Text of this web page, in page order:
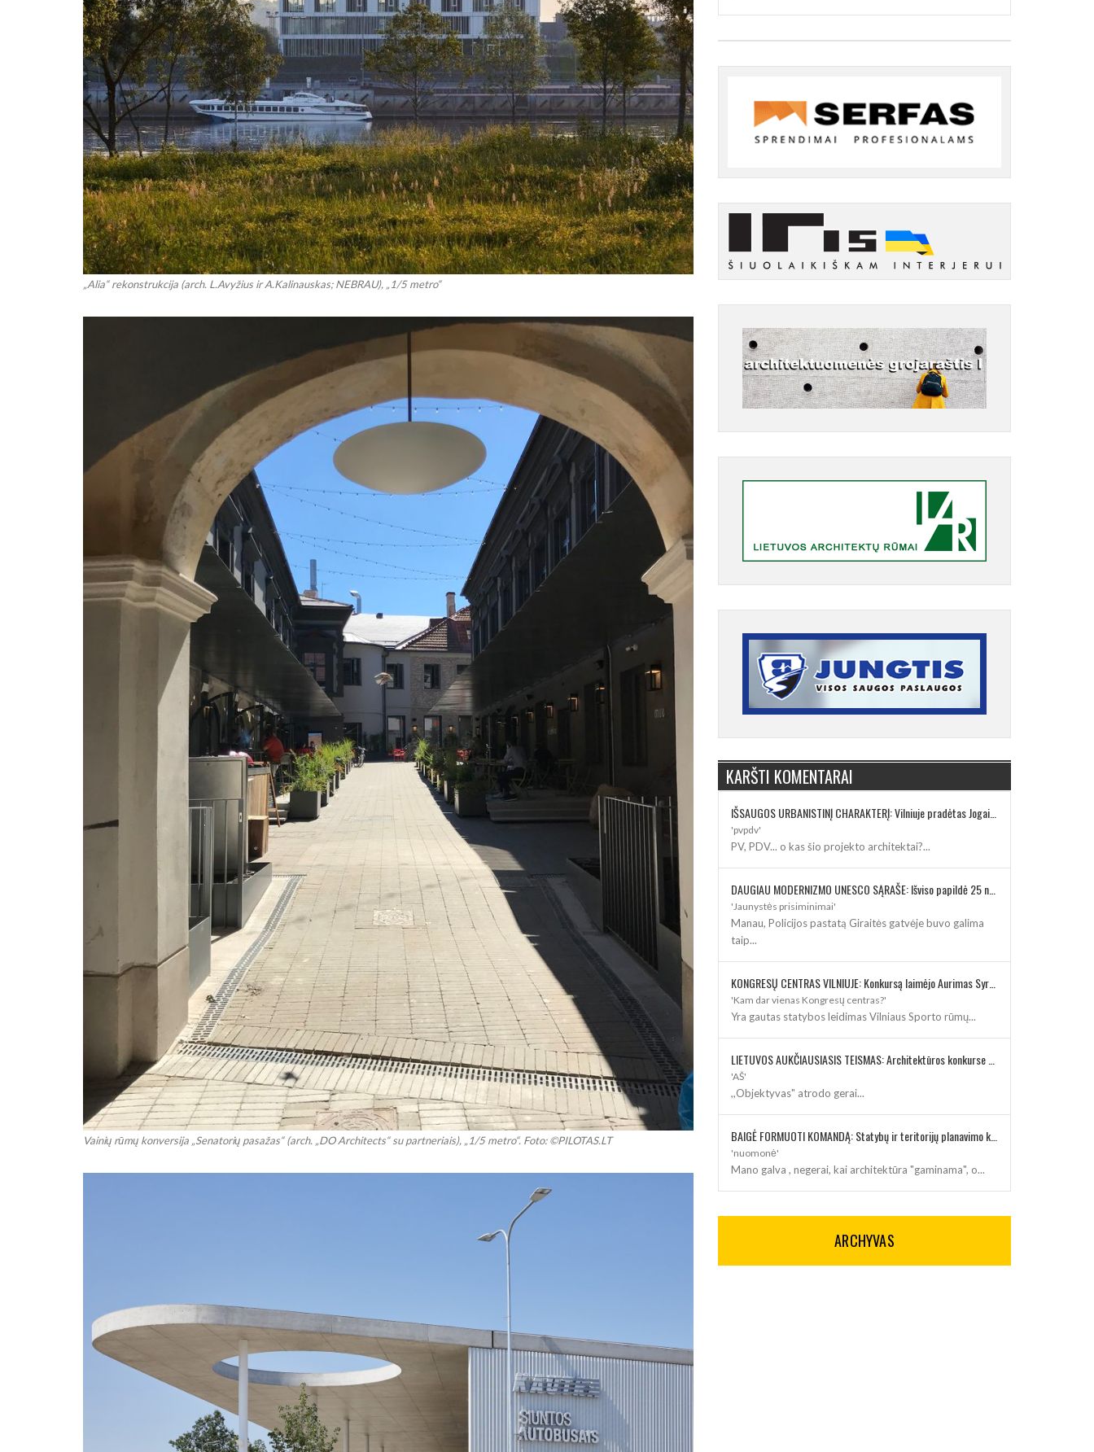
„Alia“ rekonstrukcija (arch. L.Avyžius ir A.Kalinauskas; NEBRAU), „1/5 metro“
Vainių rūmų konversija „Senatorių pasažas“ (arch. „DO Architects“ su partneriais), „1/5 metro“. Foto: ©PILOTAS.LT
KARŠTI KOMENTARAI
IŠSAUGOS URBANISTINĮ CHARAKTERĮ: Vilniuje pradėtas Jogailos gatvės remontas
'pvpdv'
PV, PDV... o kas šio projekto architektai?...
DAUGIAU MODERNIZMO UNESCO SĄRAŠE: Išviso papildė 25 nauji paveldo objektai
'Jaunystės prisiminimai'
Manau, Policijos pastatą Giraitės gatvėje buvo galima
taip...
KONGRESŲ CENTRAS VILNIUJE: Konkursą laimėjo Aurimas Syrusas su „IMPLMNT architects“
'Kam dar vienas Kongresų centras?'
Yra gautas statybos leidimas Vilniaus Sporto rūmų...
LIETUVOS AUKČIAUSIASIS TEISMAS: Architektūros konkurse varžosi 8 rekonstrukcijos vizijos
'AŠ'
,,Objektyvas" atrodo gerai...
BAIGĖ FORMUOTI KOMANDĄ: Statybų ir teritorijų planavimo klausimus kuruos architektė
'nuomonė'
Mano galva , negerai, kai architektūra "gaminama", o...
ARCHYVAS